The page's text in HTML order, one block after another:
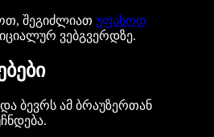
შეგიძლიათ უფასოდ
ვებგვერდზე.
ბევრს ამ ბრაუზერთან